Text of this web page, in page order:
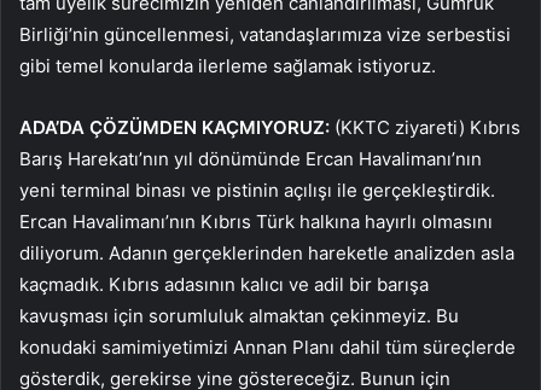
Birliği’nin güncellenmesi, vatandaşlarımıza vize serbestisi
gibi temel konularda ilerleme sağlamak istiyoruz.
ADA’DA ÇÖZÜMDEN KAÇMIYORUZ: (KKTC ziyareti) Kıbrıs
Barış Harekatı’nın yıl dönümünde Ercan Havalimanı’nın
yeni terminal binası ve pistinin açılışı ile gerçekleştirdik.
Ercan Havalimanı’nın Kıbrıs Türk halkına hayırlı olmasını
diliyorum. Adanın gerçeklerinden hareketle analizden asla
kaçmadık. Kıbrıs adasının kalıcı ve adil bir barışa
kavuşması için sorumluluk almaktan çekinmeyiz. Bu
konudaki samimiyetimizi Annan Planı dahil tüm süreçlerde
gösterdik, gerekirse yine göstereceğiz. Bunun için